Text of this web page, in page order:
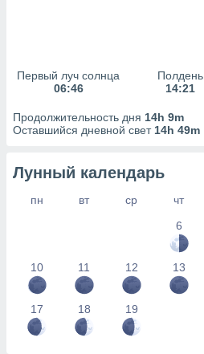
Первый луч солнца
06:46
Полдень
14:21
Продолжительность дня 14h 9m
Оставшийся дневной свет 14h 49m
Лунный календарь
пн вт ср чт
6
10 11 12 13
17 18 19